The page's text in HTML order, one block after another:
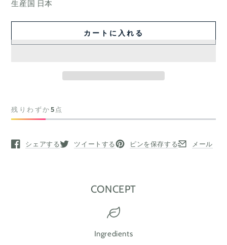
生産国 日本
カートに入れる
残りわずか5 点
シェアする
新しいウィンドウで開くツイートする
新しいウィンドウで開くピンを保存する
新しいウィンドウで開くメール
新しいウィン
CONCEPT
Ingredients